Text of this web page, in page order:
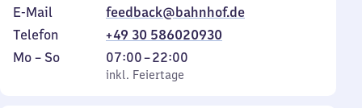
E-Mail
feedback@bahnhof.de
Telefon
+49 30 586020930
Montag
Mo – So,
inkl. Feiertage
07:00–22:00
Von
7
inkl. Feiertage